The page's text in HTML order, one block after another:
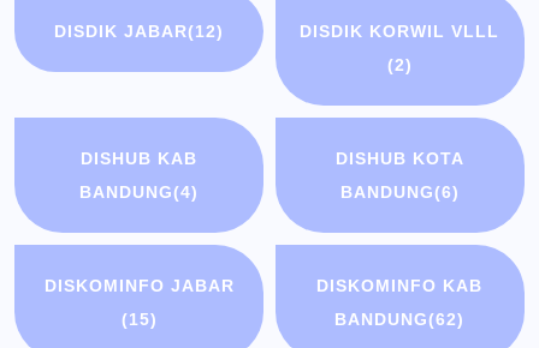
DISDIK JABAR(12)
DISDIK KORWIL VLLL
(2)
DISHUB KAB
BANDUNG(4)
DISHUB KOTA
BANDUNG(6)
DISKOMINFO JABAR
(15)
DISKOMINFO KAB
BANDUNG(62)